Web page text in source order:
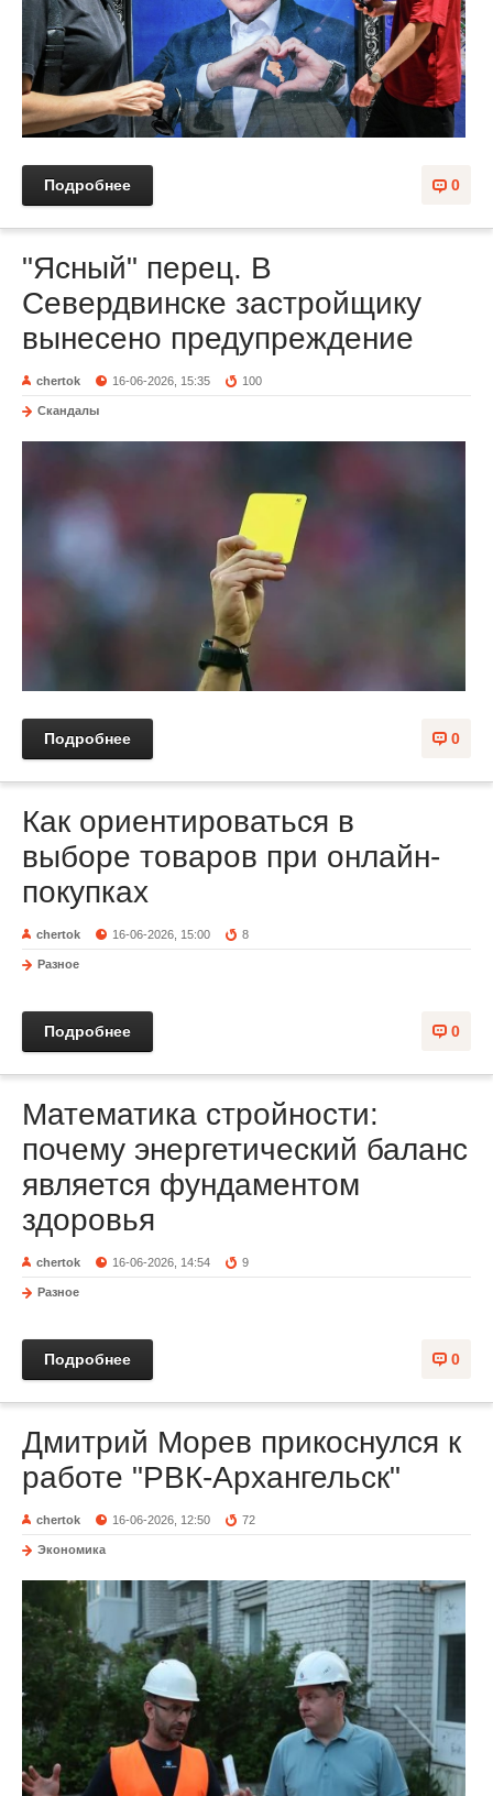
0
Подробнее
"Ясный" перец. В
Севердвинске застройщику
вынесено предупреждение
chertok 16-06-2026, 15:35 100
Скандалы
0
Подробнее
Как ориентироваться в
выборе товаров при онлайн-
покупках
chertok 16-06-2026, 15:00 8
Разное
0
Подробнее
Математика стройности:
почему энергетический баланс
является фундаментом
здоровья
chertok 16-06-2026, 14:54 9
Разное
0
Подробнее
Дмитрий Морев прикоснулся к
работе "РВК-Архангельск"
chertok 16-06-2026, 12:50 72
Экономика